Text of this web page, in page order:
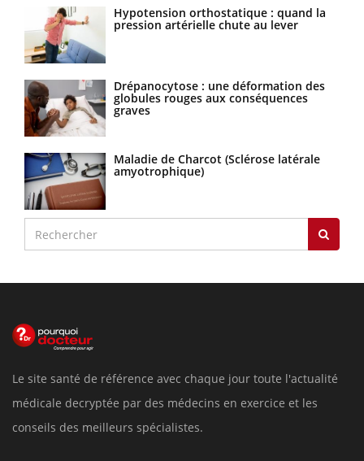
Hypotension orthostatique : quand la
pression artérielle chute au lever
Drépanocytose : une déformation des
globules rouges aux conséquences
graves
Maladie de Charcot (Sclérose latérale
amyotrophique)
Le site santé de référence avec chaque jour toute l'actualité
médicale decryptée par des médecins en exercice et les
conseils des meilleurs spécialistes.